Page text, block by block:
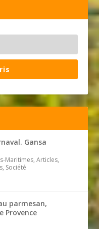
Gansa
Maritimes, Articles,
Société
parmesan,
Provence